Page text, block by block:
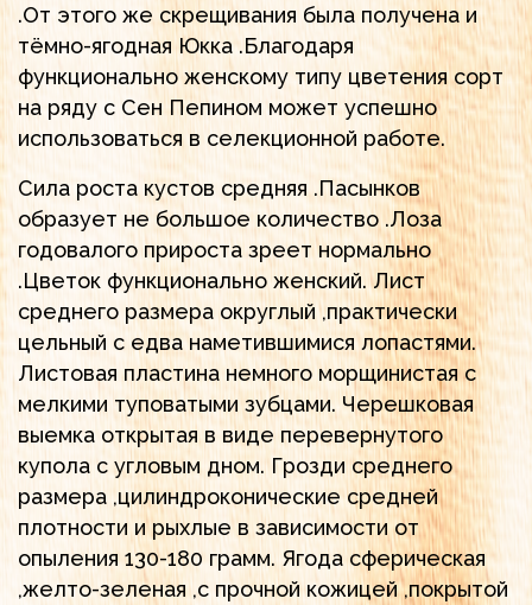
.От этого же скрещивания была получена и
тёмно-ягодная Юкка .Благодаря
функционально женскому типу цветения сорт
на ряду с Сен Пепином может успешно
использоваться в селекционной работе.
Сила роста кустов средняя .Пасынков
образует не большое количество .Лоза
годовалого прироста зреет нормально
.Цветок функционально женский. Лист
среднего размера округлый ,практически
цельный с едва наметившимися лопастями.
Листовая пластина немного морщинистая с
мелкими туповатыми зубцами. Черешковая
выемка открытая в виде перевернутого
купола с угловым дном. Грозди среднего
размера ,цилиндроконические средней
плотности и рыхлые в зависимости от
опыления 130-180 грамм. Ягода сферическая
,желто-зеленая ,с прочной кожицей ,покрытой